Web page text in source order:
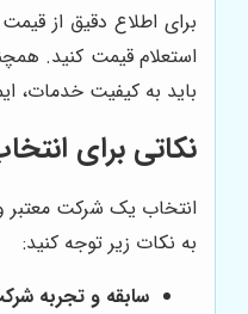
استعلام قیمت کنید.
باید به کیفیت خدمات،
نکاتی برای
انتخاب یک شرکت معتبر و
به نکات زیر توجه کنید:
سابقه و تجربه